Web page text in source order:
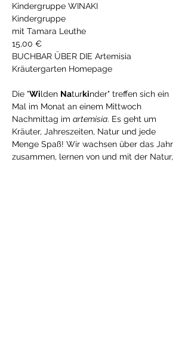
Kindergruppe WINAKI
Kindergruppe
mit Tamara Leuthe
15,00 €
BUCHBAR ÜBER DIE Artemisia
Kräutergarten Homepage
Die "Wilden Naturkinder" treffen sich ein
Mal im Monat an einem Mittwoch
Nachmittag im artemisia. Es geht um
Kräuter, Jahreszeiten, Natur und jede
Menge Spaß! Wir wachsen über das Jahr
zusammen, lernen von und mit der Natur,